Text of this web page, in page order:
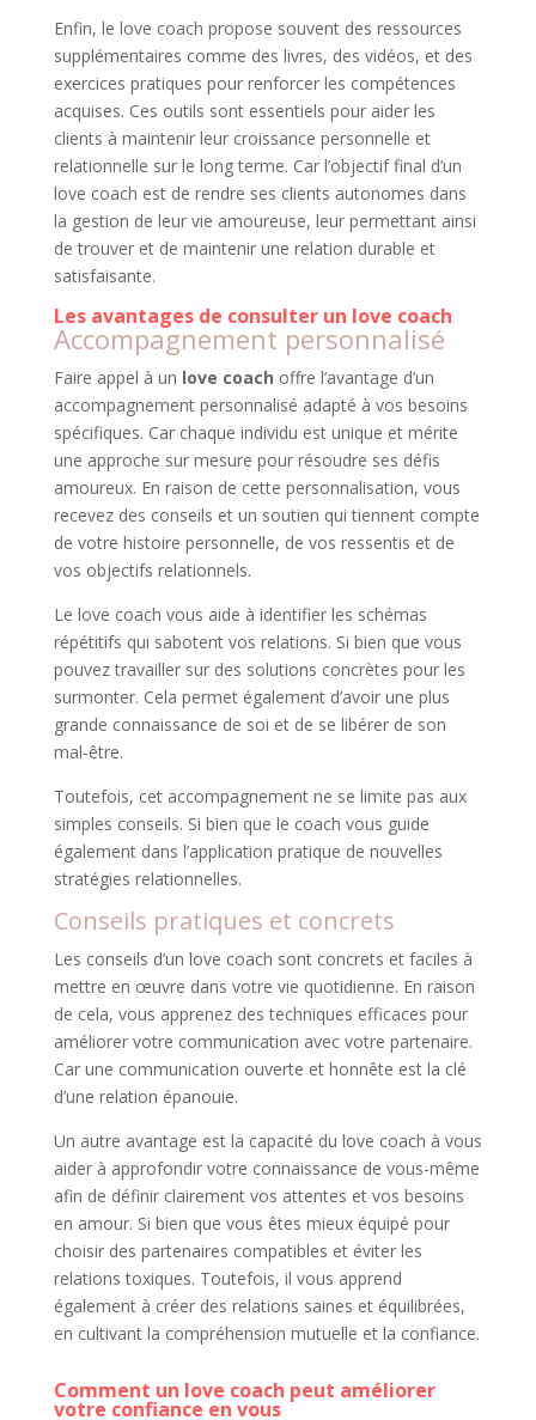
Enfin, le love coach propose souvent des ressources
supplémentaires comme des livres, des vidéos, et des
exercices pratiques pour renforcer les compétences
acquises. Ces outils sont essentiels pour aider les
clients à maintenir leur croissance personnelle et
relationnelle sur le long terme. Car l’objectif final d’un
love coach est de rendre ses clients autonomes dans
la gestion de leur vie amoureuse, leur permettant ainsi
de trouver et de maintenir une relation durable et
satisfaisante.
Les avantages de consulter un love coach
Accompagnement personnalisé
Faire appel à un love coach offre l’avantage d’un
accompagnement personnalisé adapté à vos besoins
spécifiques. Car chaque individu est unique et mérite
une approche sur mesure pour résoudre ses défis
amoureux. En raison de cette personnalisation, vous
recevez des conseils et un soutien qui tiennent compte
de votre histoire personnelle, de vos ressentis et de
vos objectifs relationnels.
Le love coach vous aide à identifier les schémas
répétitifs qui sabotent vos relations. Si bien que vous
pouvez travailler sur des solutions concrètes pour les
surmonter. Cela permet également d’avoir une plus
grande connaissance de soi et de se libérer de son
mal-être.
Toutefois, cet accompagnement ne se limite pas aux
simples conseils. Si bien que le coach vous guide
également dans l’application pratique de nouvelles
stratégies relationnelles.
Conseils pratiques et concrets
Les conseils d’un love coach sont concrets et faciles à
mettre en œuvre dans votre vie quotidienne. En raison
de cela, vous apprenez des techniques efficaces pour
améliorer votre communication avec votre partenaire.
Car une communication ouverte et honnête est la clé
d’une relation épanouie.
Un autre avantage est la capacité du love coach à vous
aider à approfondir votre connaissance de vous-même
afin de définir clairement vos attentes et vos besoins
en amour. Si bien que vous êtes mieux équipé pour
choisir des partenaires compatibles et éviter les
relations toxiques. Toutefois, il vous apprend
également à créer des relations saines et équilibrées,
en cultivant la compréhension mutuelle et la confiance.
Comment un love coach peut améliorer
votre confiance en vous